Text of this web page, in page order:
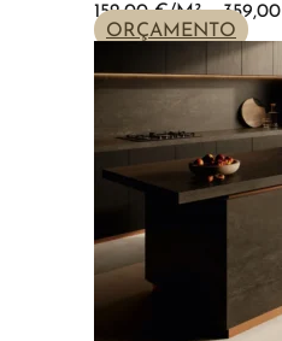
152,00€ – 359,00
ORÇAMENTO